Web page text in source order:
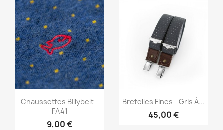
Aperçu rapide
Chaussettes Billybelt -
FA41
9,00 €
Aperçu rapide
Bretelles Fines - Gris À...
45,00 €